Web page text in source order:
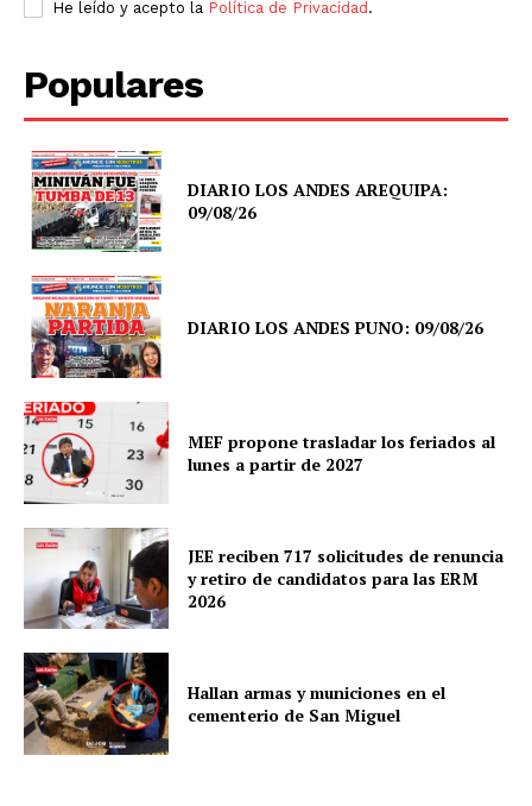
He leído y acepto la Política de Privacidad.
Populares
DIARIO LOS ANDES AREQUIPA:
09/08/26
DIARIO LOS ANDES PUNO: 09/08/26
MEF propone trasladar los feriados al
lunes a partir de 2027
JEE reciben 717 solicitudes de renuncia
y retiro de candidatos para las ERM
2026
Hallan armas y municiones en el
cementerio de San Miguel